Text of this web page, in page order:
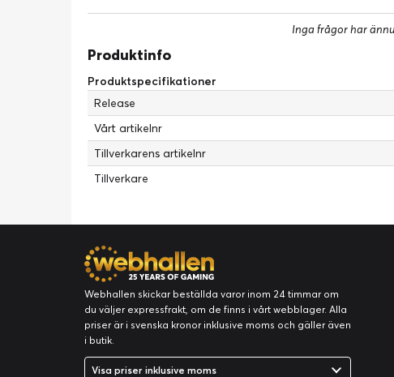
Inga frågor har
Produktinfo
Produktspecifikationer
Release
Vårt artikelnr
Tillverkarens artikelnr
Tillverkare
Webhallen skickar beställda varor inom 24 timmar om
du väljer expressfrakt, om de finns i vårt webblager. Alla
priser är i svenska kronor inklusive moms och gäller även
i butik.
Visa priser inklusive moms